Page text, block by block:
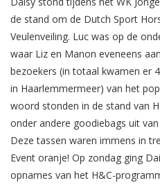
de stand om de Dutch Sport
Veulenveiling. Luc was op de
waar Liz en Manon eveneens
bezoekers (in totaal kwamen er
in Haarlemmermeer) van het
woord stonden in de stand van
onder andere goodiebags uit
Deze tassen waren immens in
Event oranje! Op zondag ging
opnames van het H&C-